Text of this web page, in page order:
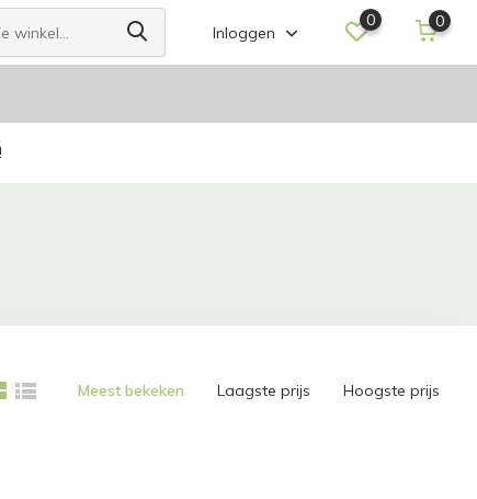
Inloggen
0 0
Meest bekeken Laagste prijs Hoogste prijs